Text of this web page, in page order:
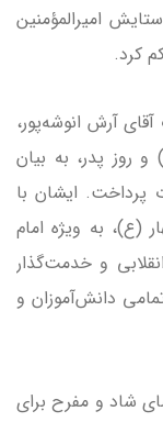
امیرالمؤمنین
کرد.
آرش انوشه‌پور،
روز پدر، به بیان
ایشان با
(ع)، به ویژه امام
و خدمت‌گذار
دانش‌آموزان و
شاد و مفرح برای